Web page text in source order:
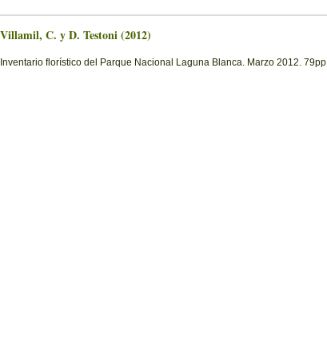
Villamil, C. y D. Testoni (2012)
Inventario florístico del Parque Nacional Laguna Blanca. Marzo 2012. 79pp